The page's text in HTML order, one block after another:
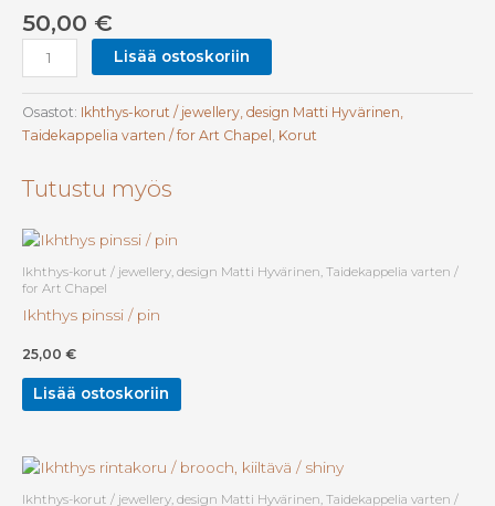
50,00 €
korvakoru
pysty
koukulla
earrings
hook,
/
määrä
Lisää ostoskoriin
Osastot: Ikhthys-korut / jewellery, design Matti Hyvärinen,
Taidekappelia varten / for Art Chapel
Korut
Tutustu myös
Ikhthys-korut / jewellery, design Matti Hyvärinen, Taidekappelia varten /
for Art Chapel
Ikhthys pinssi / pin
25,00 €
Lisää ostoskoriin
Ikhthys-korut / jewellery, design Matti Hyvärinen, Taidekappelia varten /